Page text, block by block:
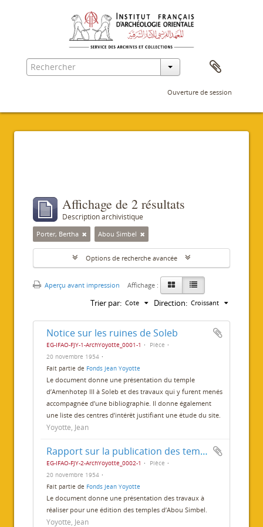
Ouverture de session
Affichage de 2 résultats
Description archivistique
Porter, Bertha Abou Simbel
Options de recherche avancée
Aperçu avant impression Affichage :
Trier par: Cote Direction: Croissant
Notice sur les ruines de Soleb
EG-IFAO-FJY-1-ArchYoyotte_0001-1
Pièce
20 novembre 1954
Fait partie de Fonds Jean Yoyotte
Le document donne une présentation du temple
d’Amenhotep III à Soleb et des travaux qui y furent menés
accompagnée d’une bibliographie. Il donne également
une liste des centres d’intérêt justifiant une étude du site.
Yoyotte, Jean
Rapport sur la publication des temples d’Abou Simbel
EG-IFAO-FJY-2-ArchYoyotte_0002-1
Pièce
20 novembre 1954
Fait partie de Fonds Jean Yoyotte
Le document donne une présentation des travaux à
réaliser pour une édition des temples d’Abou Simbel.
Yoyotte, Jean